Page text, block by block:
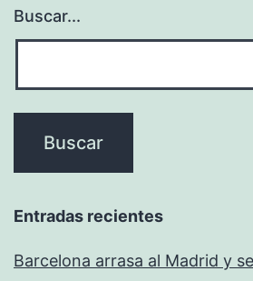
Buscar...
Entradas recientes
Barcelona arrasa al Madrid y